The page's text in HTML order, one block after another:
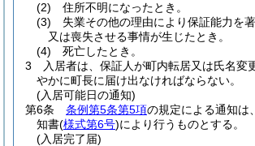
(2)
住所不明になったとき。
(3)
失業その他の理由により保証能力を
又は喪失させる事情が生じたとき。
(4)
死亡したとき。
3
入居者は、保証人が町内転居又は氏名変
やかに町長に届け出なければならない。
(入居可能日の通知)
第6条
条例第5条第5項の規定による通知は
知書(様式第6号)により行うものとする。
(入居完了届)